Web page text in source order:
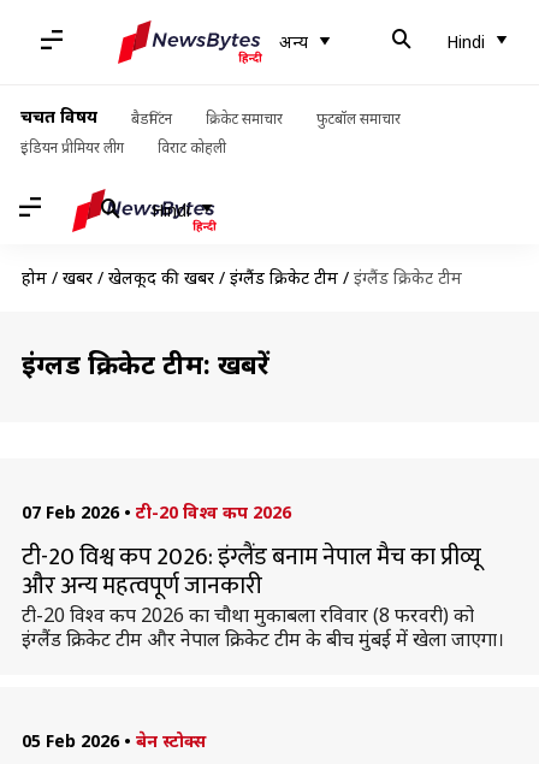
अन्य Hindi
चर्चित विषय बैडमिंटन क्रिकेट समाचार
फुटबॉल समाचार
इंडियन प्रीमियर लीग
विराट कोहली
Hindi
होम / खबरें / खेलकूद की खबरें / इंग्लैंड क्रिकेट टीम / इंग्लैंड क्रिकेट टीम
इंग्लैंड क्रिकेट टीम: खबरें
07 Feb 2026 • टी-20 विश्व कप 2026
टी-20 विश्व कप 2026: इंग्लैंड बनाम नेपाल मैच का प्रीव्यू
और अन्य महत्वपूर्ण जानकारी
टी-20 विश्व कप 2026 का चौथा मुकाबला रविवार (8 फरवरी) को
इंग्लैंड क्रिकेट टीम और नेपाल क्रिकेट टीम के बीच मुंबई में खेला जाएगा।
05 Feb 2026 • बेन स्टोक्स